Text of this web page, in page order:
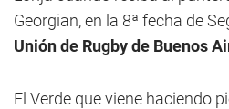
Georgian, en la 8ª fecha de
Unión de Rugby de Buenos
El Verde que viene haciendo